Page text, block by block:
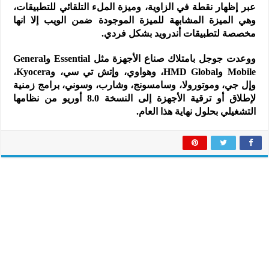
عبر إظهار نقطة في الزاوية، وميزة الملء التلقائي للتطبيقات،
وهي الميزة المشابهة للميزة الموجودة ضمن الويب إلا انها
مخصصة لتطبيقات أندرويد بشكل فردي.
ووعدت جوجل بامتلاك صناع الأجهزة مثل Essential وGeneral
Mobile وHMD Global، وهواوي، وإتش تي سي، وKyocera،
وإل جي، وموتورولا، وسامسونج، وشارب، وسوني، برامج زمنية
لإطلاق أو ترقية الأجهزة إلى النسخة 8.0 أوريو من نظامها
التشغيلي بحلول نهاية هذا العام.